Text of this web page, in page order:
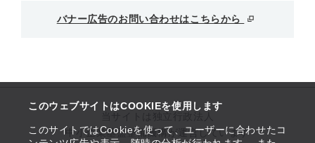
このウェブサイトはCOOKIEを使用します
このサイトではCookieを使って、ユーザーに合わせたコ
バナー広告のお問い合わせはこちらから
中小企業基盤整備機構が運営しています